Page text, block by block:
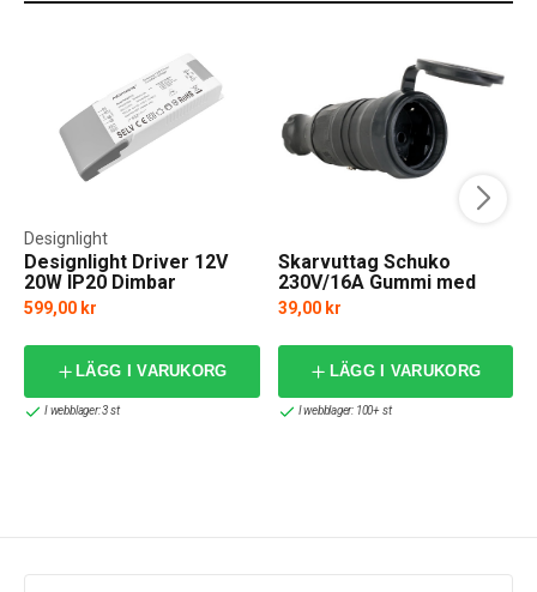
Designlight Driver 12V
20W IP20 Dimbar
Designlight
599,00 kr
LÄGG I VARUKORG
I webblager: 3 st
Skarvuttag Schuko
230V/16A Gummi med
lock
39,00 kr
LÄGG I VARUKORG
I webblager: 100+ st